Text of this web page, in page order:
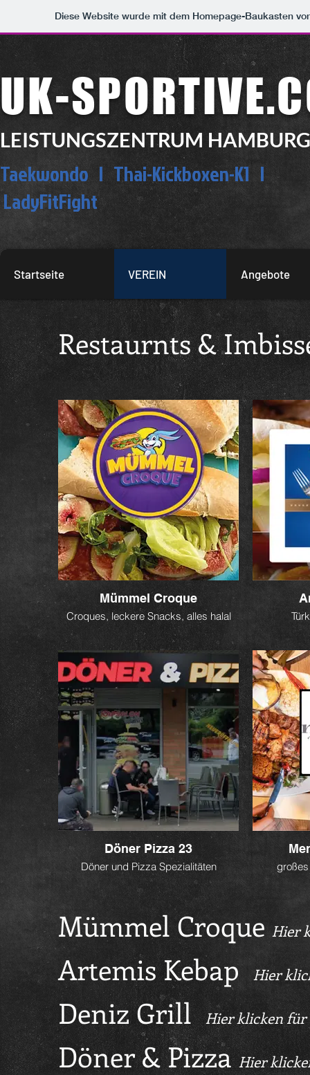
Diese Website wurde mit dem Homepage-Baukasten
UK-
LEISTUNGSZENTRUM
Taekwondo | Thai-Kickboxen-K1 |
LadyFitFight
Startseite VEREIN Angebote
Restaurnts &
Mümmel Croque
Croques, leckere Snacks, alles halal
Döner Pizza 23
Döner und Pizza Spezialitäten
Mümmel Croque Hier
Artemis Kebap Hier
Deniz Grill Hier klicken für
Döner & PizzaHier